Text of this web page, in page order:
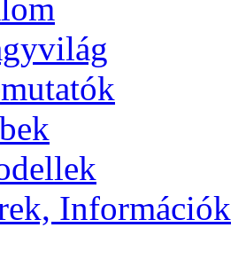
Információk